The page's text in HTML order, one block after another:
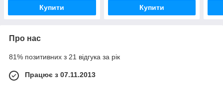
Купити Купити
Про нас
81% позитивних з 21 відгука за рік
Працює з 07.11.2013